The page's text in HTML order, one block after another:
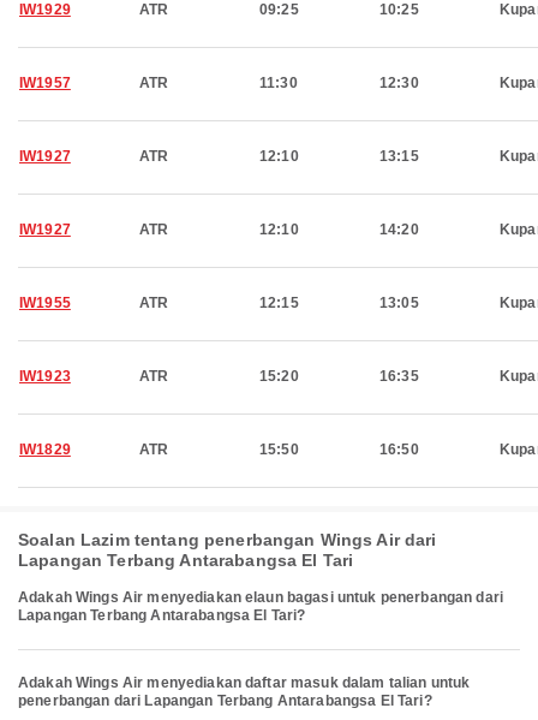
IW1929 ATR 09:25 10:25
IW1957 ATR 11:30 12:30
IW1927 ATR 12:10 13:15
IW1927 ATR 12:10 14:20
IW1955 ATR 12:15 13:05
IW1923 ATR 15:20 16:35
IW1829 ATR 15:50 16:50
Soalan Lazim tentang penerbangan Wings Air dari
Lapangan Terbang Antarabangsa El Tari
Adakah Wings Air menyediakan elaun bagasi untuk penerbangan dari
Lapangan Terbang Antarabangsa El Tari?
Adakah Wings Air menyediakan daftar masuk dalam talian untuk
penerbangan dari Lapangan Terbang Antarabangsa El Tari?